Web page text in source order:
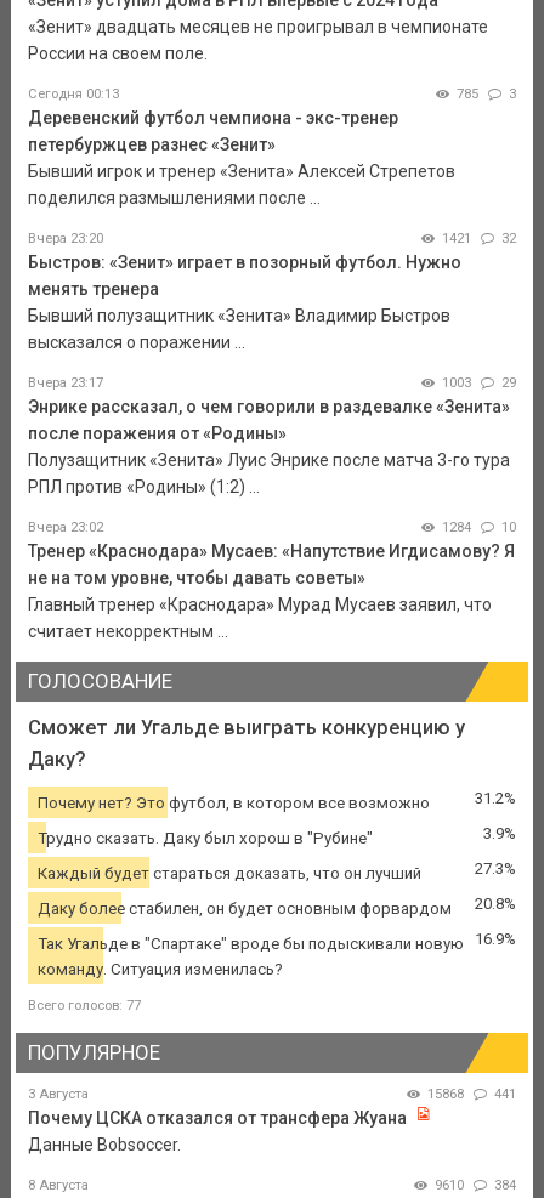
«Зенит» двадцать месяцев не проигрывал в чемпионате
России на своем поле.
Сегодня 00:13 785 3
Деревенский футбол чемпиона - экс-тренер
петербуржцев разнес «Зенит»
Бывший игрок и тренер «Зенита» Алексей Стрепетов
поделился размышлениями после ...
Вчера 23:20 1421 32
Быстров: «Зенит» играет в позорный футбол. Нужно
менять тренера
Бывший полузащитник «Зенита» Владимир Быстров
высказался о поражении ...
Вчера 23:17 1003 29
Энрике рассказал, о чем говорили в раздевалке «Зенита»
после поражения от «Родины»
Полузащитник «Зенита» Луис Энрике после матча 3-го тура
РПЛ против «Родины» (1:2) ...
Вчера 23:02 1284 10
Тренер «Краснодара» Мусаев: «Напутствие Игдисамову? Я
не на том уровне, чтобы давать советы»
Главный тренер «Краснодара» Мурад Мусаев заявил, что
считает некорректным ...
ГОЛОСОВАНИЕ
Сможет ли Угальде выиграть конкуренцию у
Даку?
Почему нет? Это футбол, в котором все возможно 31.2%
Трудно сказать. Даку был хорош в "Рубине" 3.9%
Каждый будет стараться доказать, что он лучший 27.3%
Даку более стабилен, он будет основным форвардом 20.8%
Так Угальде в "Спартаке" вроде бы подыскивали новую
команду. Ситуация изменилась?
16.9%
Всего голосов: 77
ПОПУЛЯРНОЕ
3 Августа 15868 441
Почему ЦСКА отказался от трансфера Жуана
Данные Bobsoccer.
8 Августа 9610 384